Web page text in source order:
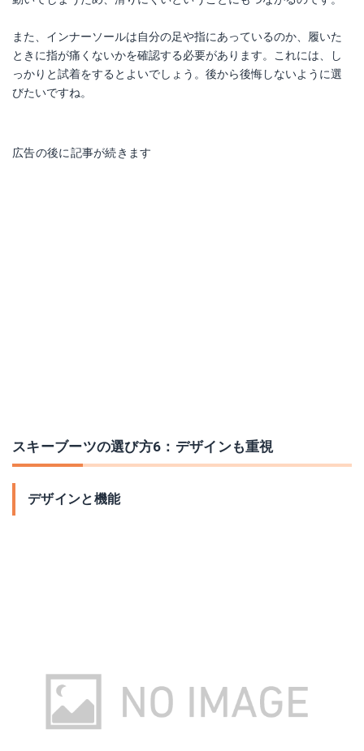
また、インナーソールは自分の足や指にあっているのか、履いた
ときに指が痛くないかを確認する必要があります。これには、し
っかりと試着をするとよいでしょう。後から後悔しないように選
びたいですね。
広告の後に記事が続きます
スキーブーツの選び方6：デザインも重視
デザインと機能